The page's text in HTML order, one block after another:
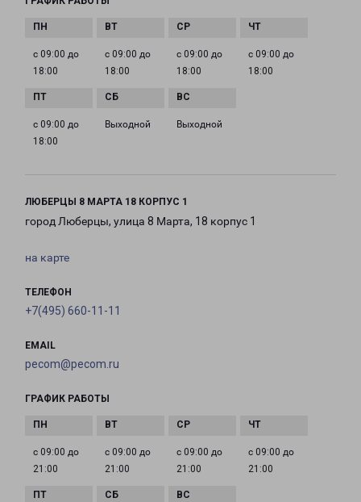
с 09:00 до
18:00
с 09:00 до
18:00
с 09:00 до
18:00
с 09:00 до
18:00
с 09:00 до
18:00
Выходной Выходной
ЛЮБЕРЦЫ 8 МАРТА 18 КОРПУС 1
город Люберцы, улица 8 Марта, 18 корпус 1
на карте
ТЕЛЕФОН
+7(495) 660-11-11
EMAIL
pecom@pecom.ru
ГРАФИК РАБОТЫ
с 09:00 до
21:00
с 09:00 до
21:00
с 09:00 до
21:00
с 09:00 до
21:00